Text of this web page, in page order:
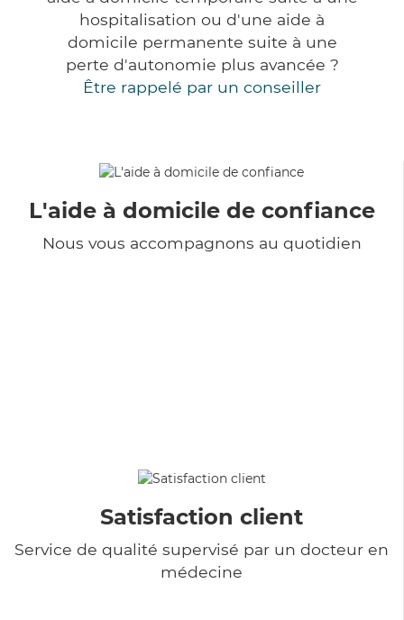
hospitalisation ou d'une aide à
domicile permanente suite à une
perte d'autonomie plus avancée ?
Être rappelé par un conseiller
L'aide à domicile de confiance
Nous vous accompagnons au quotidien
Satisfaction client
Service de qualité supervisé par un docteur en
médecine